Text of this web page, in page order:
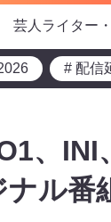
芸人ライター
# 配信
、INI
ナル番